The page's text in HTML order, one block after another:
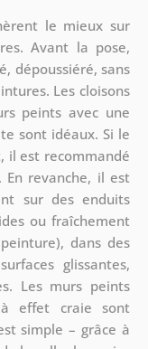
le mieux sur
Avant la pose,
dépoussiéré, sans
Les cloisons
peints avec une
sont idéaux. Si le
il est recommandé
En revanche, il est
sur des enduits
ou fraîchement
dans des
glissantes,
Les murs peints
effet craie sont
simple – grâce à